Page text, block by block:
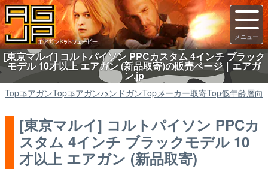
[東京マルイ] コルトパイソン PPCカスタム 4インチ ブラック
モデル 10才以上 エアガン (新品取寄)の販売ページ｜エアガ
ン.jp
TopエアガンTopエアガンハンドガンTopメーカー取寄Top低年齢層向
[東京マルイ] コルトパイソン PPCカ
スタム 4インチ ブラックモデル 10
才以上 エアガン (新品取寄)